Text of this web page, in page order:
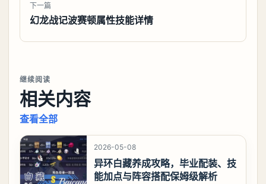
下一篇
幻龙战记波赛顿属性技能详情
继续阅读
相关内容
查看全部
2026-05-08
异环白藏养成攻略，毕业配装、技
能加点与阵容搭配保姆级解析